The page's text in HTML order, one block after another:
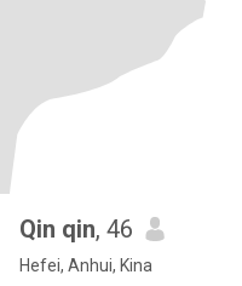
Qin qin, 46
Hefei, Anhui, Kina